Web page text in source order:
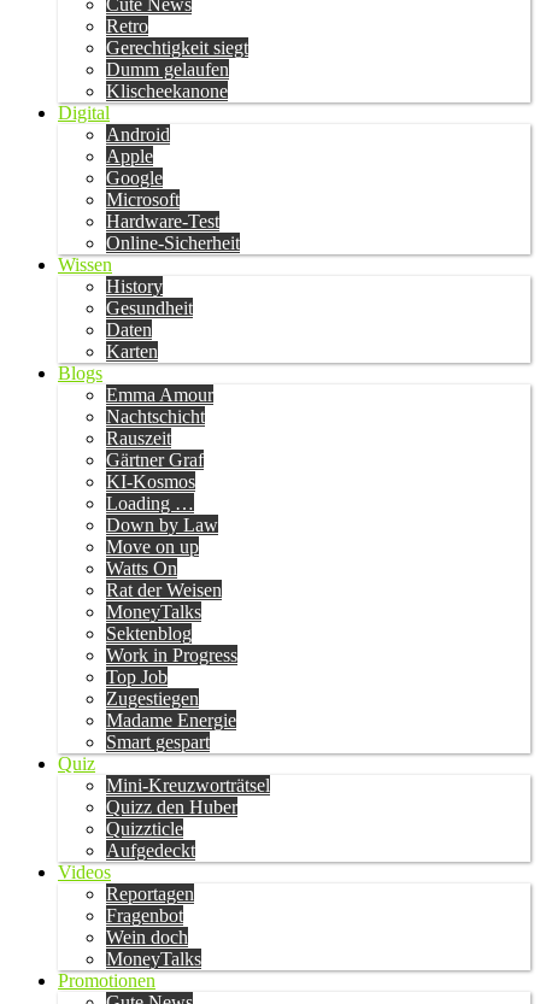
Cute News
Retro
Gerechtigkeit siegt
Dumm gelaufen
Klischeekanone
Digital
Android
Apple
Google
Microsoft
Hardware-Test
Online-Sicherheit
Wissen
History
Gesundheit
Daten
Karten
Blogs
Emma Amour
Nachtschicht
Rauszeit
Gärtner Graf
KI-Kosmos
Loading …
Down by Law
Move on up
Watts On
Rat der Weisen
MoneyTalks
Sektenblog
Work in Progress
Top Job
Zugestiegen
Madame Energie
Smart gespart
Quiz
Mini-Kreuzworträtsel
Quizz den Huber
Quizzticle
Aufgedeckt
Videos
Reportagen
Fragenbot
Wein doch
MoneyTalks
Promotionen